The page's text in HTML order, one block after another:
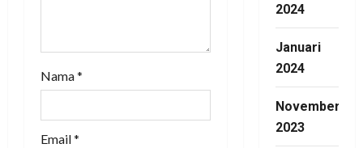
Nama*
Email*
2024
Januari
2024
November
2023